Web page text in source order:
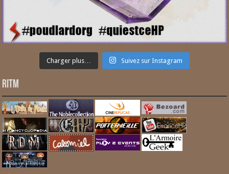
Charger plus… Suivez sur Instagram
RITM